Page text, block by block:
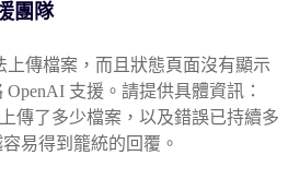
團隊
上傳檔案，而且狀態頁面沒有顯示
支援。請提供具體資訊：
傳了多少檔案，以及錯誤已持續多
易得到籠統的回覆。